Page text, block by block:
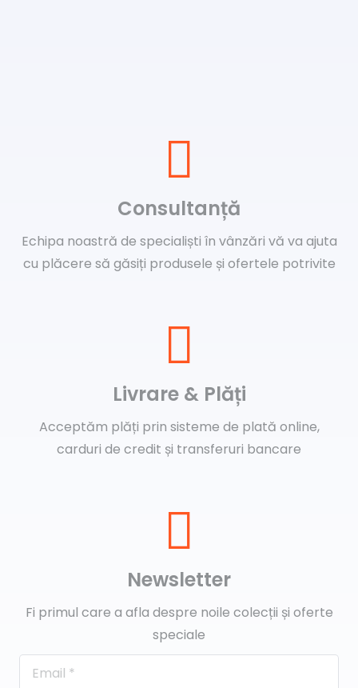
Consultanță
Echipa noastră de specialiști în vânzări vă va ajuta
cu plăcere să găsiți produsele și ofertele potrivite
Livrare & Plăți
Acceptăm plăți prin sisteme de plată online,
carduri de credit și transferuri bancare
Newsletter
Fi primul care a afla despre noile colecții și oferte
speciale